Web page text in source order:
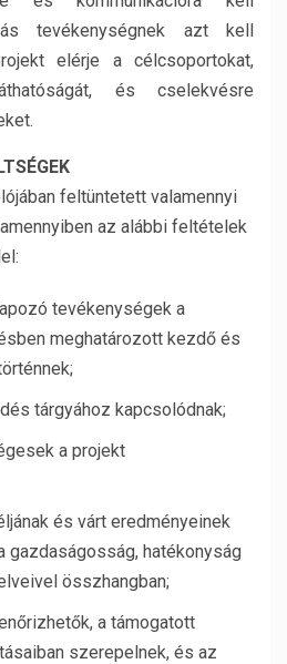
tevékenységnek azt kell
elérje a célcsoportokat,
és cselekvésre
feltüntetett valamennyi
az alábbi feltételek
tevékenységek a
meghatározott kezdő és
tárgyához kapcsolódnak;
a projekt
és várt eredményeinek
gazdaságosság, hatékonyság
összhangban;
a támogatott
szerepelnek, és az